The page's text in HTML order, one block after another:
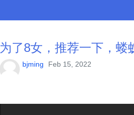
为了8女，推荐一下，蝼
bjming Feb 15, 2022